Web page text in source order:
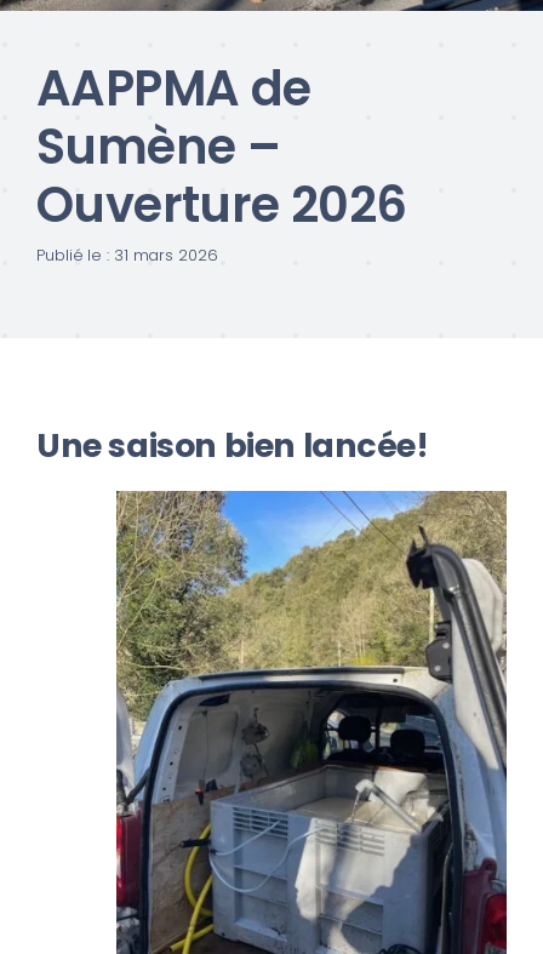
AAPPMA de
Sumène –
Ouverture 2026
Publié le : 31 mars 2026
Une saison bien lancée!